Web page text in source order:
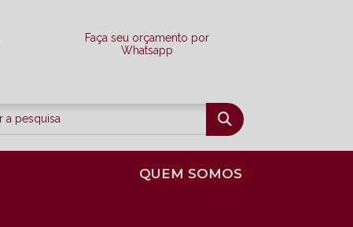
Faça seu orçamento por
Whatsapp
QUEM SOMOS